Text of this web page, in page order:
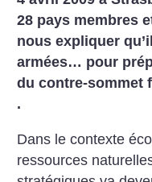
28 pays membres
nous expliquer
armées… pour
du contre-sommet
.
Dans le contexte
ressources